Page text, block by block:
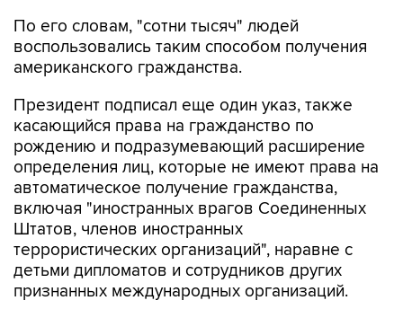
По его словам, "сотни тысяч" людей
воспользовались таким способом получения
американского гражданства.
Президент подписал еще один указ, также
касающийся права на гражданство по
рождению и подразумевающий расширение
определения лиц, которые не имеют права на
автоматическое получение гражданства,
включая "иностранных врагов Соединенных
Штатов, членов иностранных
террористических организаций", наравне с
детьми дипломатов и сотрудников других
признанных международных организаций.